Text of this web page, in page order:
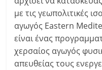
με τις γεωπολιτικές
αγωγός Eastern
είναι ένας
χερσαίος αγωγός
απευθείας τους